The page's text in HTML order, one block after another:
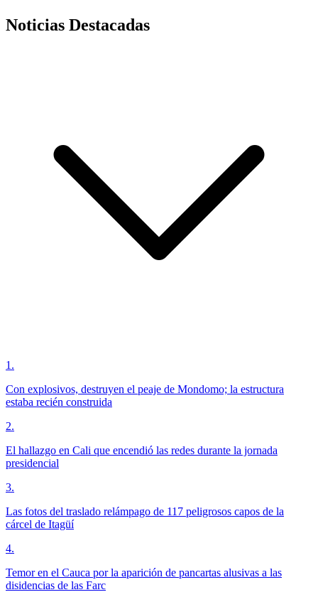
Noticias Destacadas
1 .
Con explosivos, destruyen el peaje de Mondomo; la estructura
estaba recién construida
2.
El hallazgo en Cali que encendió las redes durante la jornada
presidencial
3.
Las fotos del traslado relámpago de 117 peligrosos capos de la
cárcel de Itagüí
4.
Temor en el Cauca por la aparición de pancartas alusivas a las
disidencias de las Farc